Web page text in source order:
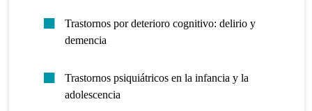
Trastornos por deterioro cognitivo: delirio y
demencia
Trastornos psiquiátricos en la infancia y la
adolescencia